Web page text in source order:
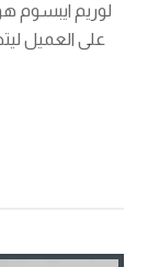
لوريم ايبسوم
على العميل